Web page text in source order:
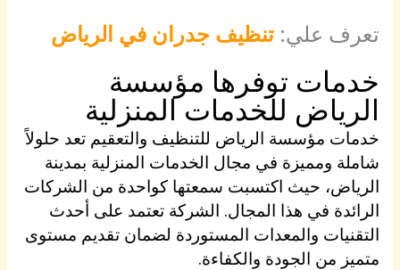
تعرف علي: تنظيف جدران في الرياض
خدمات توفرها مؤسسة
الرياض للخدمات المنزلية
خدمات مؤسسة الرياض للتنظيف والتعقيم تعد حلولاً
شاملة ومميزة في مجال الخدمات المنزلية بمدينة
الرياض، حيث اكتسبت سمعتها كواحدة من الشركات
الرائدة في هذا المجال. الشركة تعتمد على أحدث
التقنيات والمعدات المستوردة لضمان تقديم مستوى
متميز من الجودة والكفاءة.